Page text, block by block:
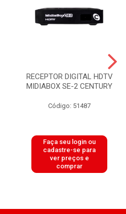
RECEPTOR DIGITAL HDTV
MIDIABOX SE-2 CENTURY
Código: 51487
Faça seu login ou
cadastre-se para
ver preços e
comprar